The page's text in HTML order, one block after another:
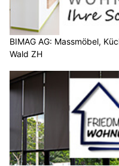
BIMAG AG: Massmöbel,
Wald ZH